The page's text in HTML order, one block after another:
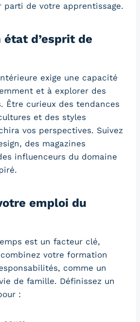
de votre apprentissage.
d’esprit de
exige une capacité
et à explorer des
Être curieux des tendances
et des styles
vos perspectives. Suivez
des magazines
influenceurs du domaine
emploi du
est un facteur clé,
votre formation
comme un
de famille. Définissez un
: